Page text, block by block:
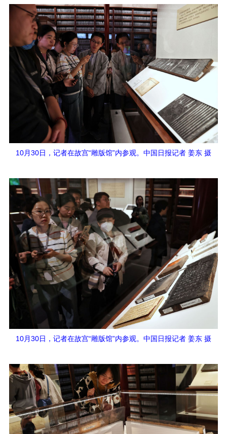
10月30日，记者在故宫“雕版馆”内参观。中国日报记者 姜东 摄
10月30日，记者在故宫“雕版馆”内参观。中国日报记者 姜东 摄